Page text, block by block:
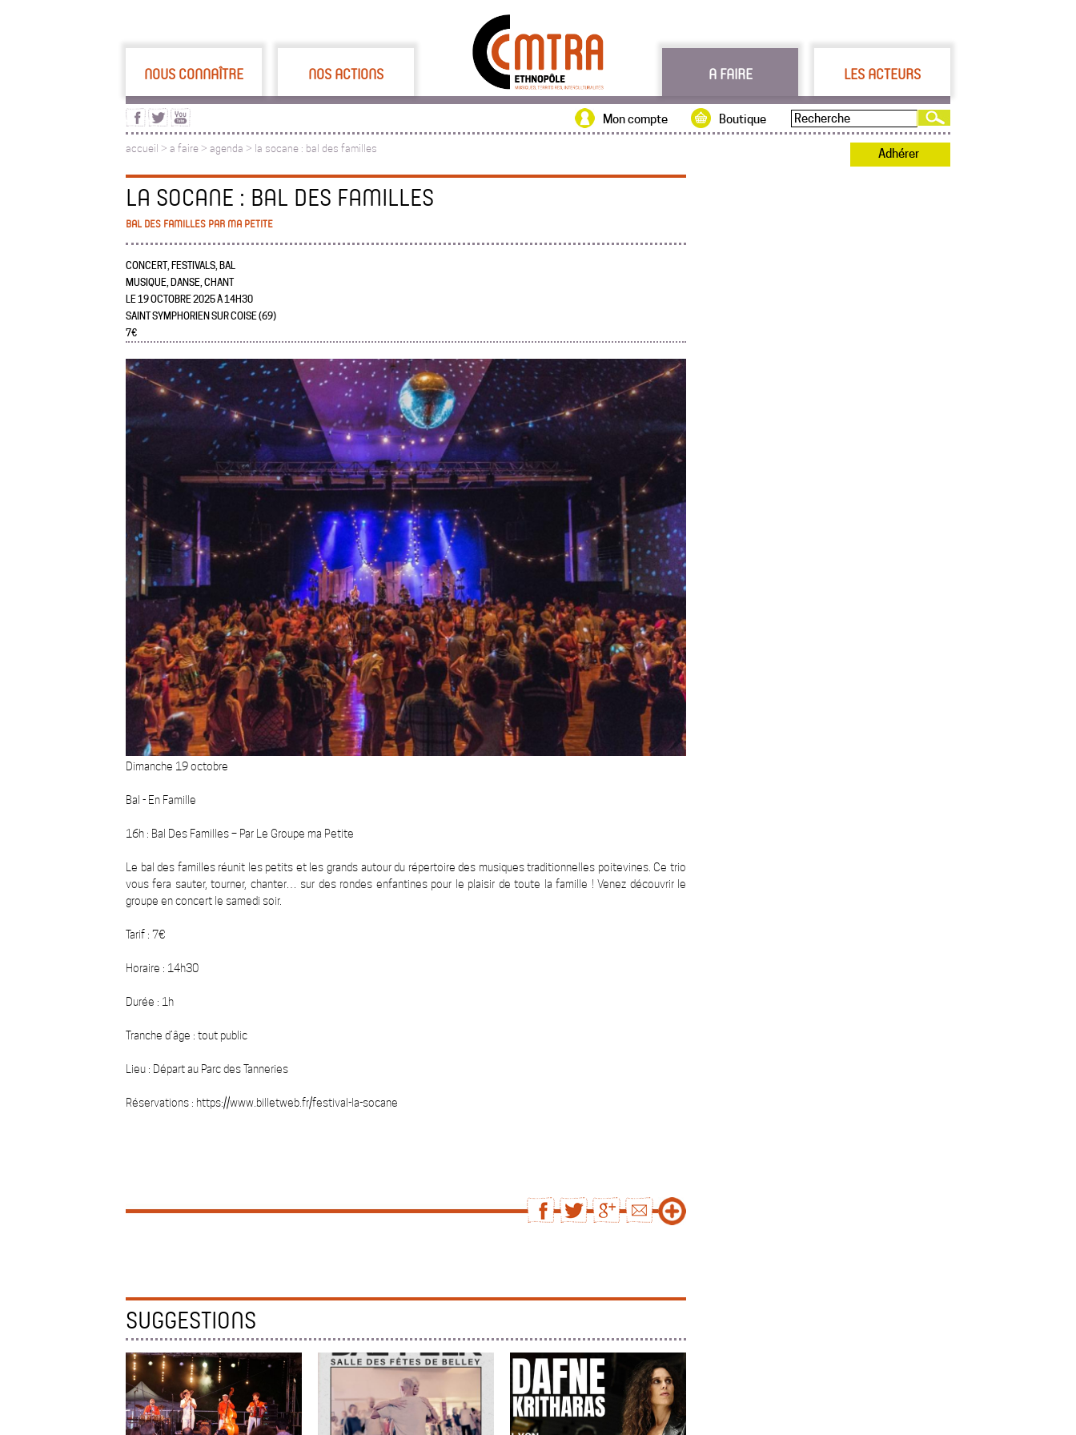
NOUS CONNAÎTRE NOS ACTIONS A FAIRE LES ACTEURS
Boutique
Mon compte
accueil > a faire > agenda > la socane : bal des familles Adhérer
LA SOCANE : BAL DES FAMILLES
BAL DES FAMILLES PAR MA PETITE
CONCERT, FESTIVALS, BAL
MUSIQUE, DANSE, CHANT
LE 19 OCTOBRE 2025 À 14H30
SAINT SYMPHORIEN SUR COISE (69)
7€
Dimanche 19 octobre
Bal - En Famille
16h : Bal Des Familles – Par Le Groupe ma Petite
Le bal des familles réunit les petits et les grands autour du répertoire des musiques traditionnelles poitevines. Ce trio
vous fera sauter, tourner, chanter… sur des rondes enfantines pour le plaisir de toute la famille ! Venez découvrir le
groupe en concert le samedi soir.
Tarif : 7€
Horaire : 14h30
Durée : 1h
Tranche d’âge : tout public
Lieu : Départ au Parc des Tanneries
Réservations : https://www.billetweb.fr/festival-la-socane
SUGGESTIONS